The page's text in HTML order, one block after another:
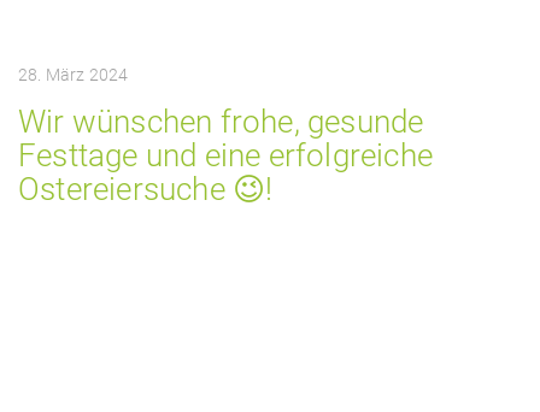
28. März 2024
Wir wünschen frohe, gesunde
Festtage und eine erfolgreiche
Ostereiersuche 😉!